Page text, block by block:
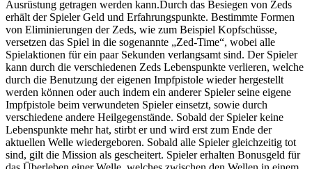
Ausrüstung getragen werden kann.Durch das Besiegen von Zeds
erhält der Spieler Geld und Erfahrungspunkte. Bestimmte Formen
von Eliminierungen der Zeds, wie zum Beispiel Kopfschüsse,
versetzen das Spiel in die sogenannte „Zed-Time“, wobei alle
Spielaktionen für ein paar Sekunden verlangsamt sind. Der Spieler
kann durch die verschiedenen Zeds Lebenspunkte verlieren, welche
durch die Benutzung der eigenen Impfpistole wieder hergestellt
werden können oder auch indem ein anderer Spieler seine eigene
Impfpistole beim verwundeten Spieler einsetzt, sowie durch
verschiedene andere Heilgegenstände. Sobald der Spieler keine
Lebenspunkte mehr hat, stirbt er und wird erst zum Ende der
aktuellen Welle wiedergeboren. Sobald alle Spieler gleichzeitig tot
sind, gilt die Mission als gescheitert. Spieler erhalten Bonusgeld für